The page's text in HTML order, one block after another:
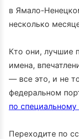
в Ямало-
несколько
Кто они, лучшие
имена,
— все это, и не
федеральном
по специальному
Переходите по